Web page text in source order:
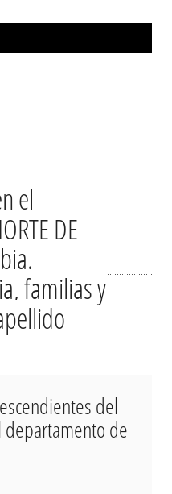
el
DE
familias y
del
departamento de